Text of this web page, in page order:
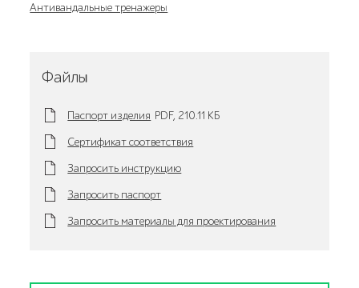
Антивандальные тренажеры
Файлы
Паспорт изделия PDF, 210.11 KБ
Сертификат соответствия
Запросить инструкцию
Запросить паспорт
Запросить материалы для проектирования